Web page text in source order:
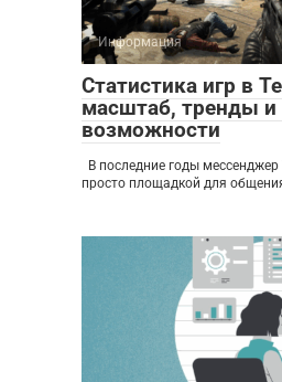
Информация
Статистика игр в
масштаб, тренды
возможности
В последние годы мессенджер
просто площадкой для